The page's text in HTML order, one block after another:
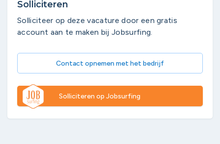
Solliciteren
Solliciteer op deze vacature door een gratis
account aan te maken bij Jobsurfing.
Contact opnemen met het bedrijf
Solliciteren op Jobsurfing